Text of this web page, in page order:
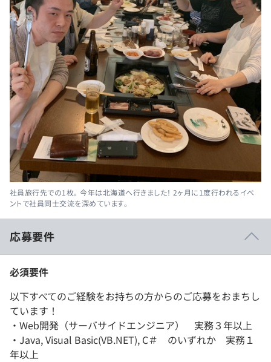
社員旅行先での1枚。 今年は北海道へ行きました！ 2ヶ月に1度行われるイベ
ントで社員同士交流を深めています。
応募要件
必須要件
以下すべてのご経験をお持ちの方からのご応募をおまちし
ています！
・Web開発（サーバサイドエンジニア） 実務３年以上
・Java, Visual Basic(VB.NET), C＃ のいずれか 実務１
年以上